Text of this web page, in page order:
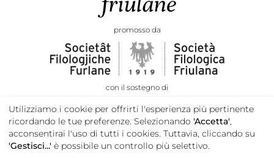
promosso da
con il sostegno di
Utilizziamo i cookie per offrirti l'esperienza più pertinente
ricordando le tue preferenze. Selezionando 'Accetta',
acconsentirai l'uso di tutti i cookies. Tuttavia, cliccando su
'Gestisci...' è possibile un controllo più selettivo.